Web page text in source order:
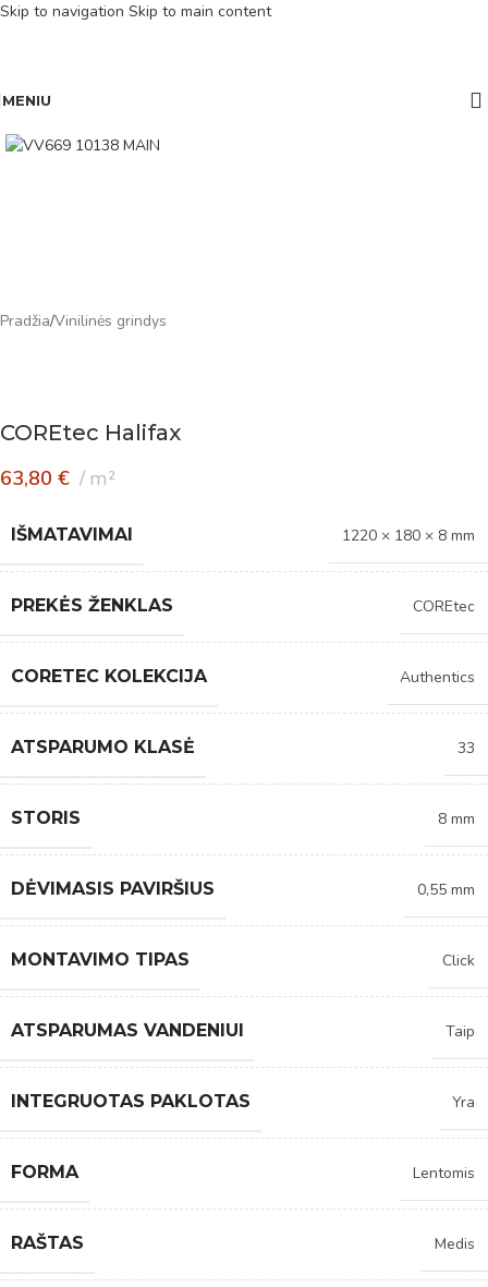
Skip to navigation Skip to main content
MENIU
Pradžia/Vinilinės grindys
COREtec Halifax
63,80 € m²
IŠMATAVIMAI 1220 × 180 × 8 mm
PREKĖS ŽENKLAS COREtec
CORETEC KOLEKCIJA Authentics
ATSPARUMO KLASĖ 33
STORIS 8 mm
DĖVIMASIS PAVIRŠIUS 0,55 mm
MONTAVIMO TIPAS Click
ATSPARUMAS VANDENIUI Taip
INTEGRUOTAS PAKLOTAS Yra
FORMA Lentomis
RAŠTAS Medis